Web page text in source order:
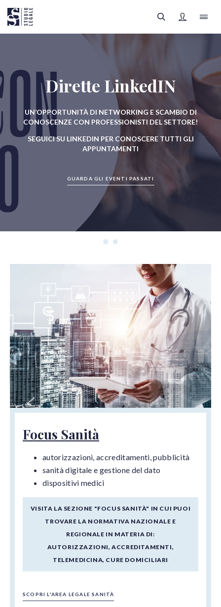
LO STUDIO
IL TEAM
AREE LEGALI
APPROFONDIMENTI
FOCUS SANITÀ
REGISTRATI
FILTRI
Tutte le categorie
Dirette LinkedIN
UN’OPPORTUNITÀ DI NETWORKING E SCAMBIO DI
CONOSCENZE CON PROFESSIONISTI DEL SETTORE!
SEGUICI SU LINKEDIN PER CONOSCERE TUTTI GLI
APPUNTAMENTI
GUARDA GLI EVENTI PASSATI
Focus Sanità
autorizzazioni, accreditamenti, pubblicità
sanità digitale e gestione del dato
dispositivi medici
VISITA LA SEZIONE "FOCUS SANITÀ" IN CUI PUOI
TROVARE LA NORMATIVA NAZIONALE E
REGIONALE IN MATERIA DI:
AUTORIZZAZIONI, ACCREDITAMENTI,
TELEMEDICINA, CURE DOMICILIARI
SCOPRI L'AREA LEGALE SANITÀ